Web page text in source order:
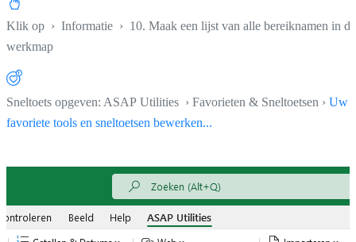
Klik op › Informatie › 10. Maak een lijst van alle bereiknamen in de
werkmap
Sneltoets opgeven: ASAP Utilities › Favorieten & Sneltoetsen › Uw
favoriete tools en sneltoetsen bewerken...